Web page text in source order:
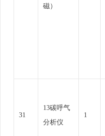
磁）
31
13碳呼气
分析仪
1